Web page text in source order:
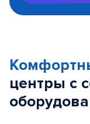
центры с